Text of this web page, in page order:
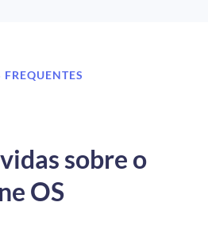
FREQUENTES
sobre o
OS